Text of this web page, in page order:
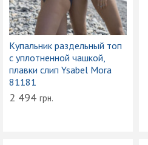
Купальник раздельный топ
с уплотненной чашкой,
плавки слип Ysabel Mora
81181
2 494 грн.